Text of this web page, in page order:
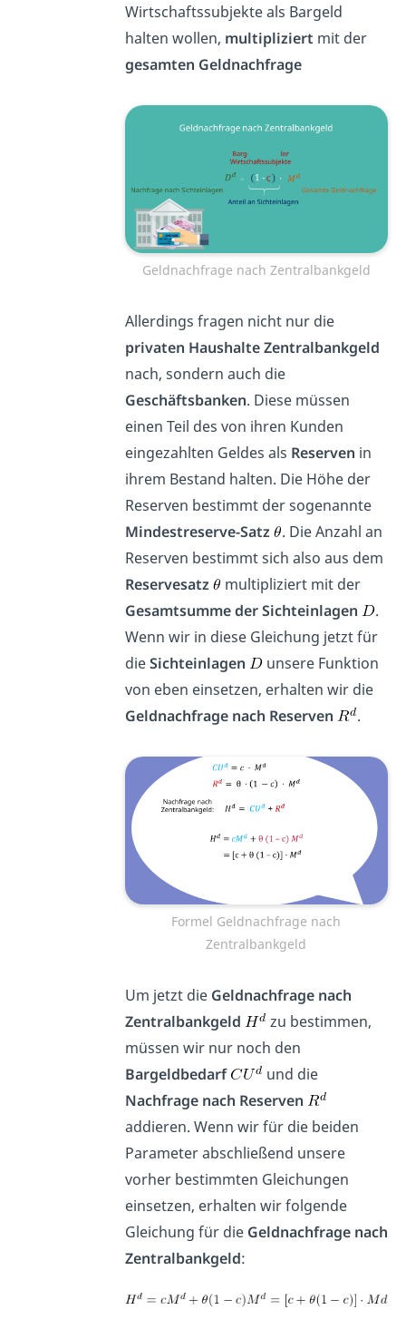
Wirtschaftssubjekte als Bargeld
halten wollen, multipliziert mit der
gesamten Geldnachfrage
Geldnachfrage nach Zentralbankgeld
Allerdings fragen nicht nur die
privaten Haushalte Zentralbankgeld
nach, sondern auch die
Geschäftsbanken. Diese müssen
einen Teil des von ihren Kunden
eingezahlten Geldes als Reserven in
ihrem Bestand halten. Die Höhe der
Reserven bestimmt der sogenannte
Mindestreserve-Satz
. Die Anzahl an
Reserven bestimmt sich also aus dem
Reservesatz
multipliziert mit der
Gesamtsumme der Sichteinlagen
.
Wenn wir in diese Gleichung jetzt für
dieSichteinlagen
unsere Funktion
von eben einsetzen, erhalten wir die
Geldnachfrage nach Reserven
.
Formel Geldnachfrage nach
Zentralbankgeld
Um jetzt die Geldnachfrage nach
Zentralbankgeld
zu bestimmen,
müssen wir nur noch den
Bargeldbedarf
und die
Nachfrage nach Reserven
addieren. Wenn wir für die beiden
Parameter abschließend unsere
vorher bestimmten Gleichungen
einsetzen, erhalten wir folgende
Gleichung für dieGeldnachfrage nach
Zentralbankgeld: